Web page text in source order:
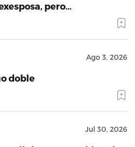
pero…
Ago 3, 2026
doble
Jul 30, 2026